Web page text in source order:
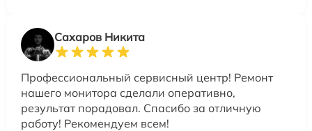
Сахаров Никита
Профессиональный сервисный центр! Ремонт
нашего монитора сделали оперативно,
результат порадовал. Спасибо за отличную
работу! Рекомендуем всем!